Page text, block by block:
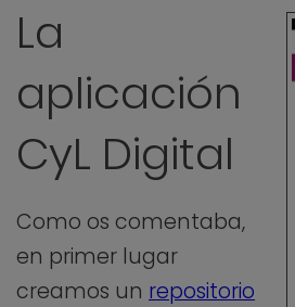
La
aplicación
CyL Digital
Como os comentaba,
en primer lugar
creamos un repositorio